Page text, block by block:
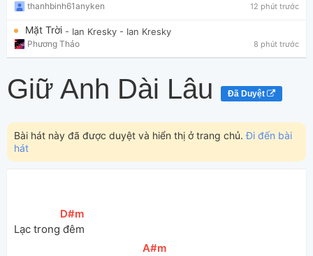
thanhbinh61anyken 12 phút trước
Mặt Trời - Ian Kresky - Ian Kresky
Phương Thảo 8 phút trước
Giữ Anh Dài Lâu Đã Duyệt
Bài hát này đã được duyệt và hiển thị ở trang chủ.Đi đến bài
hát
Lạc trong
[D#m
đêm
[
A#m